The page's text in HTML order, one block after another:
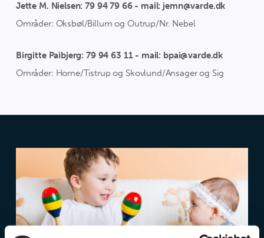
Jette M. Nielsen: 79 94 79 66 - mail: jemn@varde.dk
Områder: Oksbøl/Billum og Outrup/Nr. Nebel
Birgitte Paibjerg: 79 94 63 11 - mail: bpai@varde.dk
Områder: Horne/Tistrup og Skovlund/Ansager og Sig